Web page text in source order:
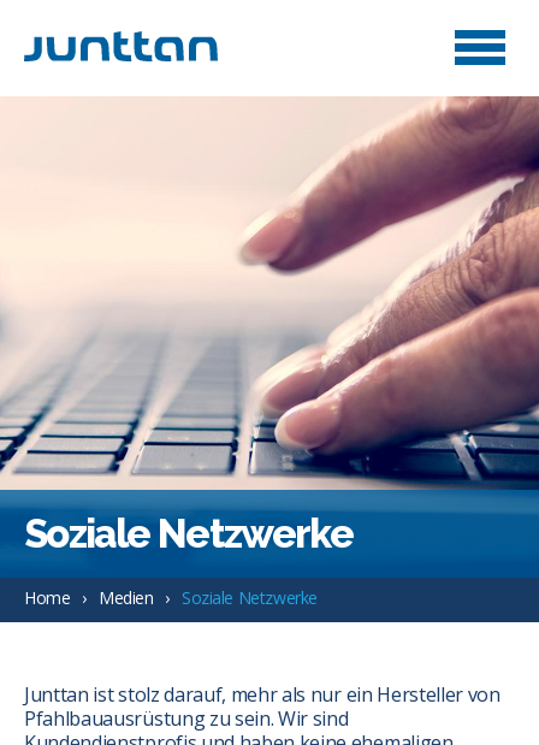
Soziale Netzwerke
Home Medien Soziale Netzwerke
Junttan ist stolz darauf, mehr als nur ein Hersteller von
Pfahlbauausrüstung zu sein. Wir sind